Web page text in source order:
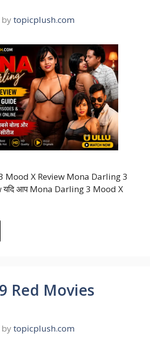
by topicplush.com
Mood X Review Mona Darling 3
यदि आप Mona Darling 3 Mood X
Red Movies
by topicplush.com